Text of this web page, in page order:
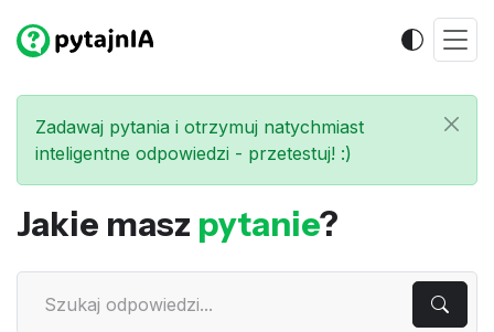
Zadawaj pytania i otrzymuj natychmiast
inteligentne odpowiedzi - przetestuj! :)
Jakie masz pytanie?